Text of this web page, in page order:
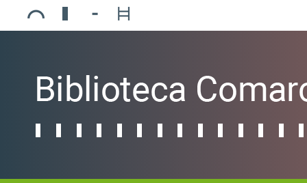
Ajuntament de Mollerussa
Biblioteca Comarcal Jaume Vila
Piscines de Mollerussa